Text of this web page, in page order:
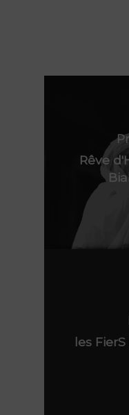
Rêve
les